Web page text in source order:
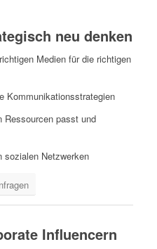
neu denken
Medien für die richtigen
Kommunikationsstrategien
passt und
sozialen Netzwerken
Influencern